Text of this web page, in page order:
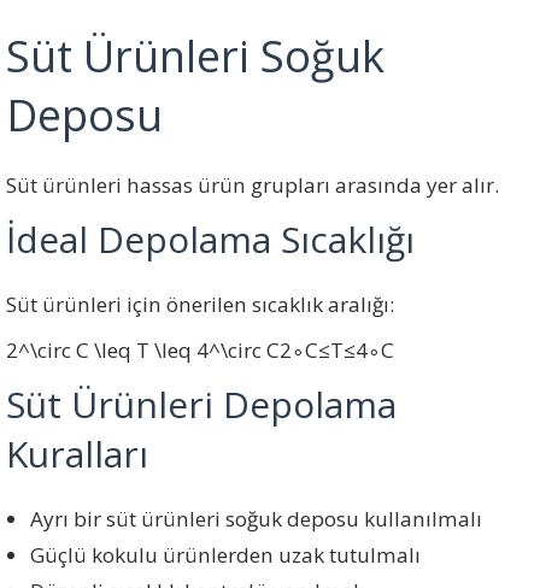
Süt Ürünleri Soğuk
Deposu
Süt ürünleri hassas ürün grupları arasında yer alır.
İdeal Depolama Sıcaklığı
Süt ürünleri için önerilen sıcaklık aralığı:
2^\circ C \leq T \leq 4^\circ C2∘C≤T≤4∘C
Süt Ürünleri Depolama
Kuralları
Ayrı bir süt ürünleri soğuk deposu kullanılmalı
Güçlü kokulu ürünlerden uzak tutulmalı